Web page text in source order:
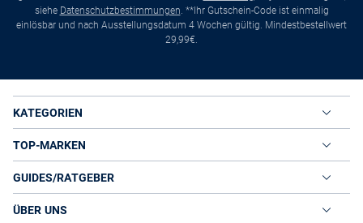
siehe Datenschutzbestimmungen. **Ihr Gutschein-Code ist einmalig
einlösbar und nach Ausstellungsdatum 4 Wochen gültig. Mindestbestellwert
29,99€.
KATEGORIEN
TOP-MARKEN
GUIDES/RATGEBER
ÜBER UNS